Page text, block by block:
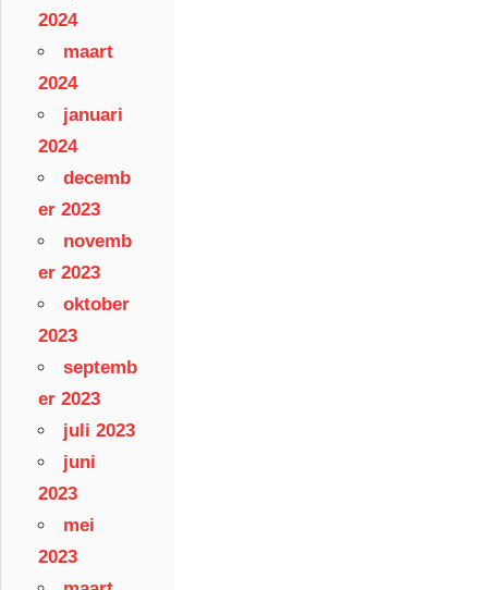
2024
maart
2024
januari
2024
decemb
er 2023
novemb
er 2023
oktober
2023
septemb
er 2023
juli 2023
juni
2023
mei
2023